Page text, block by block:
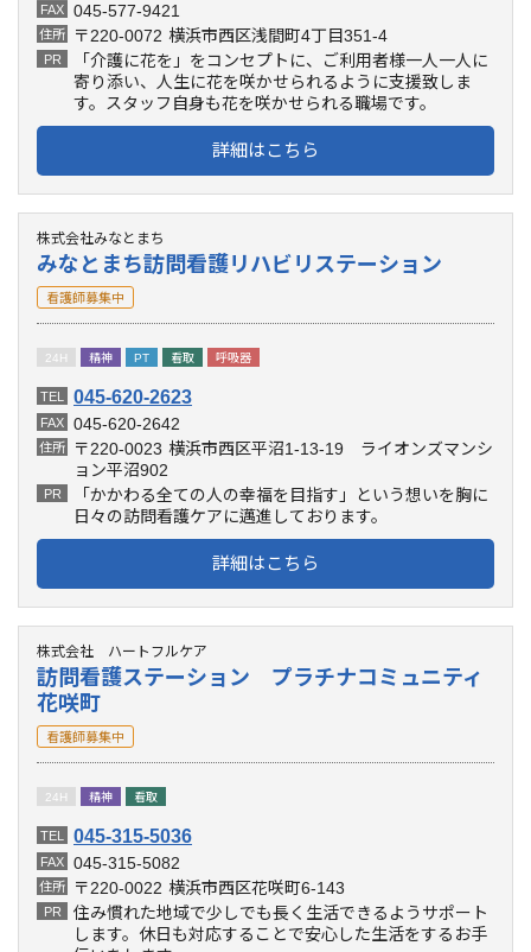
FAX 045-577-9421
住所 〒220-0072 横浜市西区浅間町4丁目351-4
PR
「介護に花を」をコンセプトに、ご利用者様一人一人に
寄り添い、人生に花を咲かせられるように支援致しま
す。スタッフ自身も花を咲かせられる職場です。
詳細はこちら
株式会社みなとまち
みなとまち訪問看護リハビリステーション
看護師募集中
24H 精神 PT 看取 呼吸器
TEL 045-620-2623
FAX 045-620-2642
住所 〒220-0023 横浜市西区平沼1-13-19 ライオンズマンシ
ョン平沼902
PR
「かかわる全ての人の幸福を目指す」という想いを胸に
日々の訪問看護ケアに邁進しております。
詳細はこちら
株式会社 ハートフルケア
訪問看護ステーション プラチナコミュニティ
花咲町
看護師募集中
24H 精神 看取
TEL 045-315-5036
FAX 045-315-5082
住所 〒220-0022 横浜市西区花咲町6-143
PR
住み慣れた地域で少しでも長く生活できるようサポート
します。休日も対応することで安心した生活をするお手